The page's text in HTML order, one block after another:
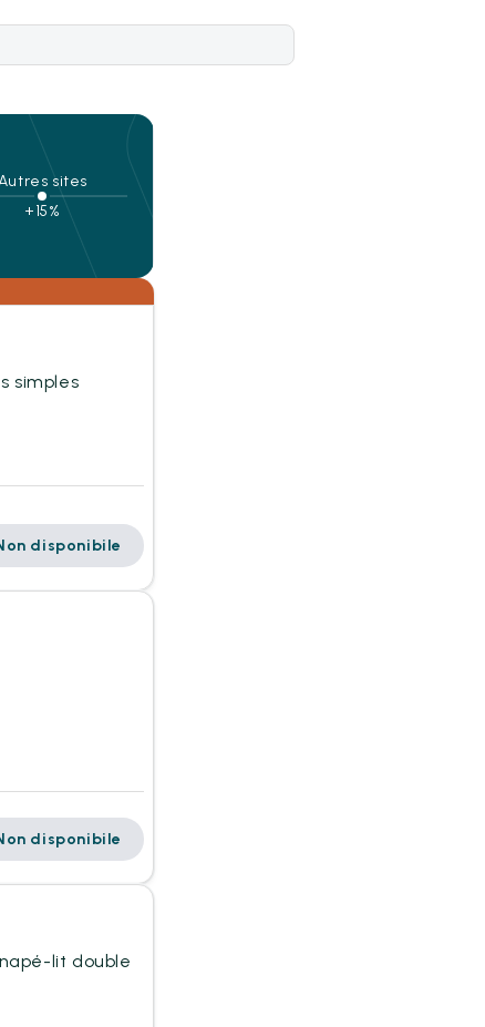
sites
+15%
simples
disponibile
disponibile
lit double